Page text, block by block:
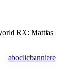
RX: Mattias